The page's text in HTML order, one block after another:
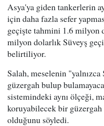
Asya'ya giden tankerlerin
için daha fazla sefer
geçişte tahmini 1.6 milyon
milyon dolarlık Süveyş
belirtiliyor.
Salah, meselenin
güzergah bulup
sistemindeki aynı ölçeği,
koruyabilecek bir güzergah
olduğunu söyledi.